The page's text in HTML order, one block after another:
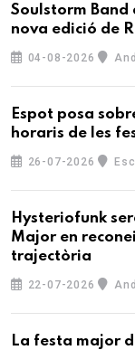
Soulstorm
nova edició de
04-08-2026
Espot posa
horaris de les
26-07-2026
Hysteriofunk
Major en
trajectòria
22-07-2026
La festa major